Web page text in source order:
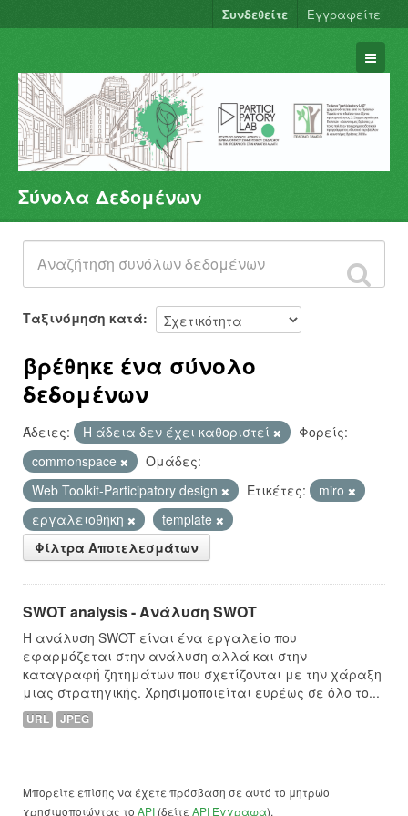
Συνδεθείτε Εγγραφείτε
Σύνολα Δεδομένων
Φορείς
Ομάδες
Σχετικά
Σύνολα Δεδομένων
Ταξινόμηση κατά
βρέθηκε ένα σύνολο
δεδομένων
Άδειες: Η άδεια δεν έχει καθοριστεί
Φορείς:
commonspace
Ομάδες:
Web Toolkit-Participatory design
Ετικέτες:
miro
εργαλειοθήκη
template
Φίλτρα Αποτελεσμάτων
SWOT analysis - Ανάλυση SWOT
Η ανάλυση SWOT είναι ένα εργαλείο που
εφαρμόζεται στην ανάλυση αλλά και στην
καταγραφή ζητημάτων που σχετίζονται με την χάραξη
μιας στρατηγικής. Χρησιμοποιείται ευρέως σε όλο το...
URL JPEG
Μπορείτε επίσης να έχετε πρόσβαση σε αυτό το μητρώο
χρησιμοποιώντας το API (δείτε API Έγγραφα).